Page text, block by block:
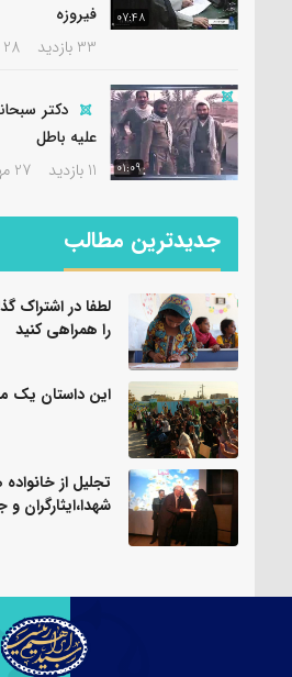
07:48
فیروزه
33 بازدید 28 آبان 1403
01:09
دکتر
علیه باطل
11 بازدید 27 مهر 1403
جدیدترین مطالب
لطفا در اشتراک
را همراهی کنید
این داستان یک
تجلیل از
شهدا،ایثارگران و